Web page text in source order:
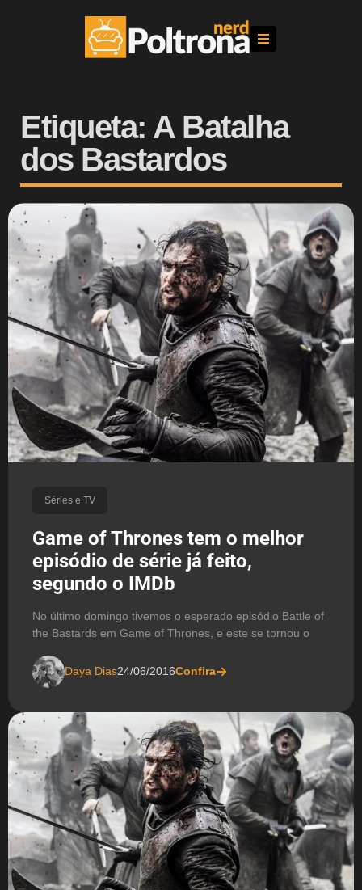
Etiqueta: A Batalha
dos Bastardos
Séries e TV
Game of Thrones tem o melhor
episódio de série já feito,
segundo o IMDb
No último domingo tivemos o esperado episódio Battle of
the Bastards em Game of Thrones, e este se tornou o
Daya Dias24/06/2016Confira